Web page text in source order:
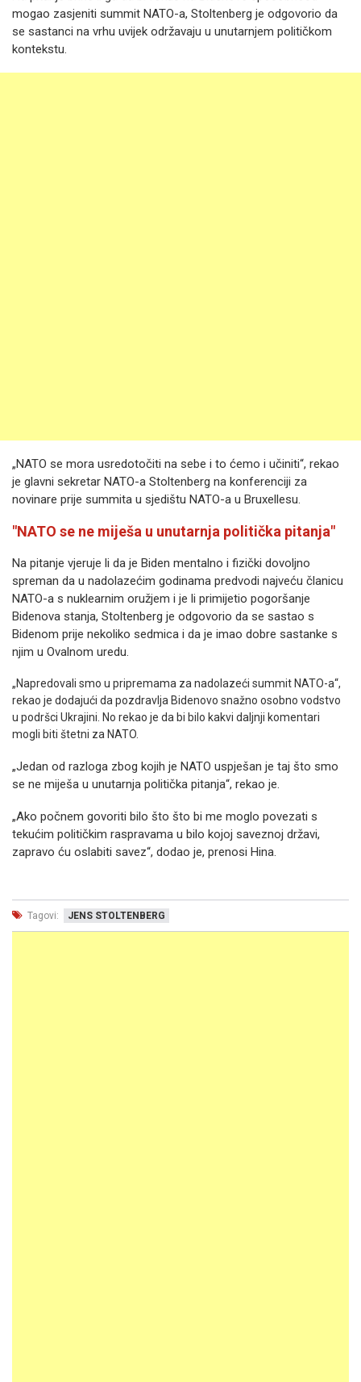
mogao zasjeniti summit NATO-a, Stoltenberg je odgovorio da
se sastanci na vrhu uvijek održavaju u unutarnjem političkom
kontekstu.
„NATO se mora usredotočiti na sebe i to ćemo i učiniti“, rekao
je glavni sekretar NATO-a Stoltenberg na konferenciji za
novinare prije summita u sjedištu NATO-a u Bruxellesu.
"NATO se ne miješa u unutarnja politička pitanja"
Na pitanje vjeruje li da je Biden mentalno i fizički dovoljno
spreman da u nadolazećim godinama predvodi najveću članicu
NATO-a s nuklearnim oružjem i je li primijetio pogoršanje
Bidenova stanja, Stoltenberg je odgovorio da se sastao s
Bidenom prije nekoliko sedmica i da je imao dobre sastanke s
njim u Ovalnom uredu.
„Napredovali smo u pripremama za nadolazeći summit NATO-a“,
rekao je dodajući da pozdravlja Bidenovo snažno osobno vodstvo
u podršci Ukrajini. No rekao je da bi bilo kakvi daljnji komentari
mogli biti štetni za NATO.
„Jedan od razloga zbog kojih je NATO uspješan je taj što smo
se ne miješa u unutarnja politička pitanja“, rekao je.
„Ako počnem govoriti bilo što što bi me moglo povezati s
tekućim političkim raspravama u bilo kojoj saveznoj državi,
zapravo ću oslabiti savez“, dodao je, prenosi Hina.
Tagovi: JENS STOLTENBERG